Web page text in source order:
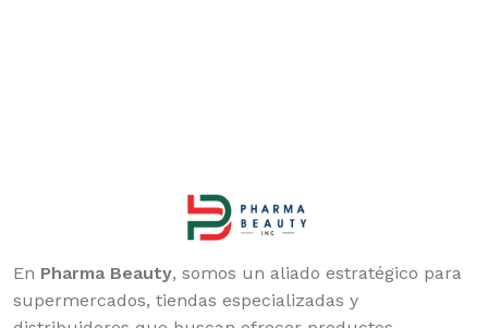
En Pharma Beauty, somos un aliado estratégico para
supermercados, tiendas especializadas y